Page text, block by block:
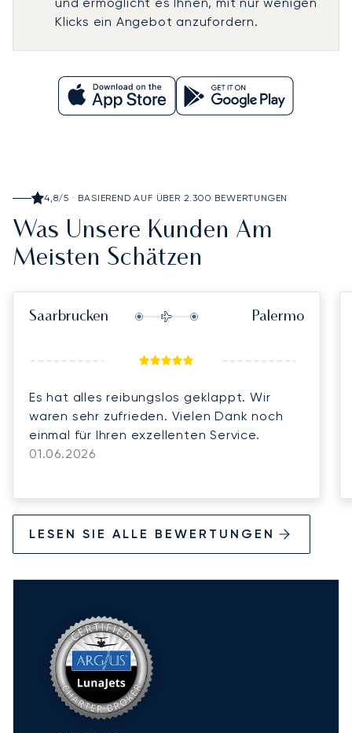
Klicks ein Angebot anzufordern.
4,8/5 · BASIEREND AUF ÜBER 2.300 BEWERTUNGEN
Was Unsere Kunden Am
Meisten Schätzen
Saarbrucken Palermo
Es hat alles reibungslos geklappt. Wir
waren sehr zufrieden. Vielen Dank noch
einmal für Ihren exzellenten Service.
01.06.2026
LESEN SIE ALLE BEWERTUNGEN